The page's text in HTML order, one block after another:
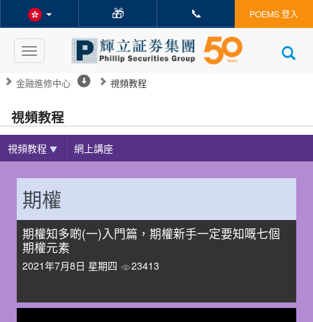
🎁 📞 POEMS 登入
Toggle
navigation
金融進修中心 視頻教程
視頻教程
視頻教程 網上講座
期權
期權知多啲(一)入門篇，期權新手一定要知嘅七個
期權元素
2021年7月8日 星期四 23413